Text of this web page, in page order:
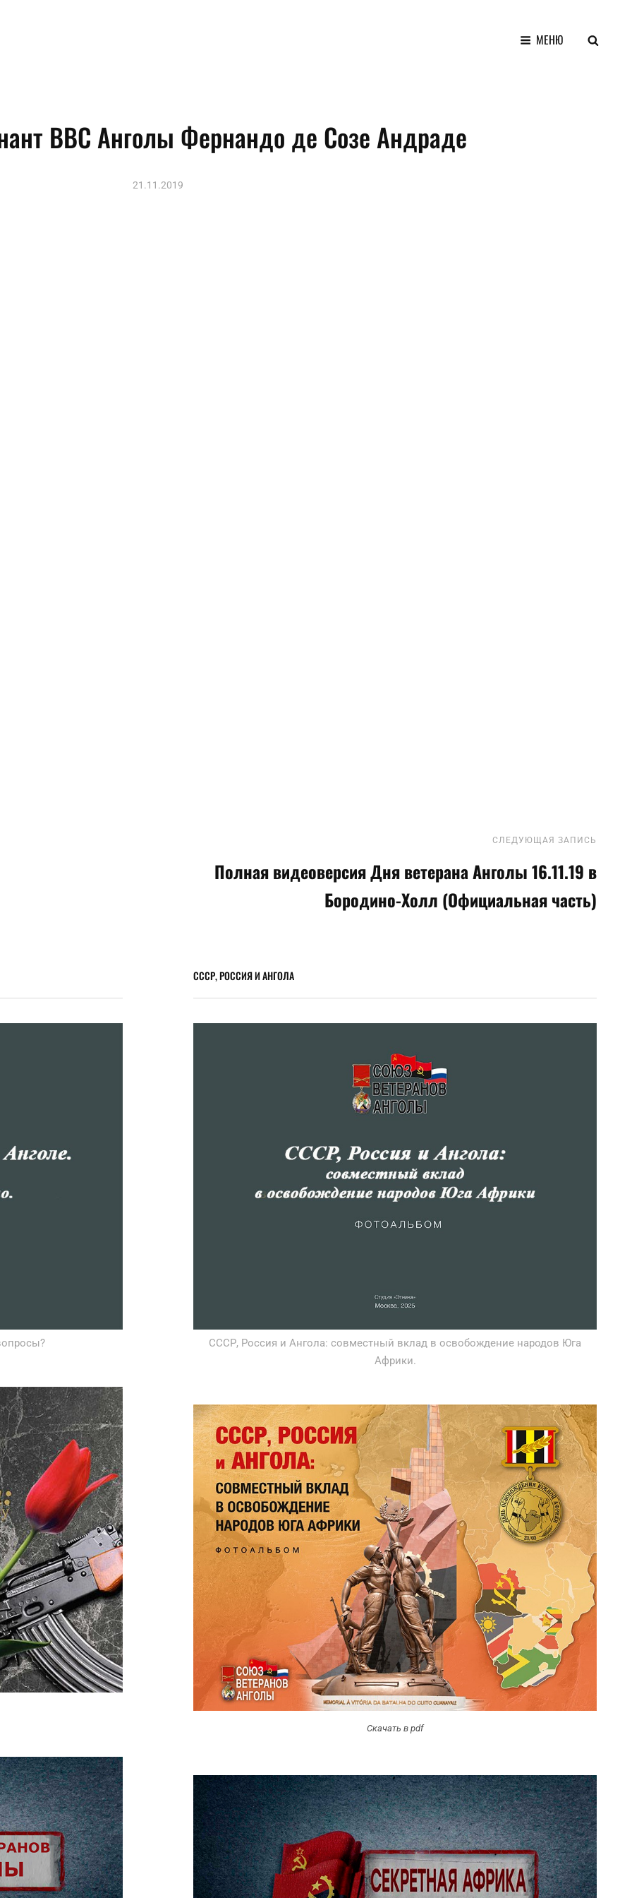
МЕНЮ
ВВС Анголы Фернандо де Созе Андраде
21.11.2019
СЛЕДУЮЩАЯ ЗАПИСЬ
Полная видеоверсия Дня ветерана Анголы 16.11.19 в
Бородино-Холл (Официальная часть)
СССР, РОССИЯ И АНГОЛА
СССР, Россия и Ангола: совместный вклад в освобождение народов Юга
Африки.
Скачать в pdf